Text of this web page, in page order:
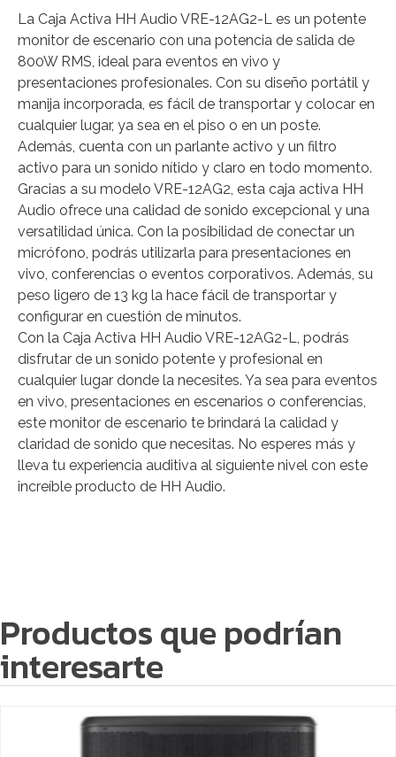
La Caja Activa HH Audio VRE-12AG2-L es un potente
monitor de escenario con una potencia de salida de
800W RMS, ideal para eventos en vivo y
presentaciones profesionales. Con su diseño portátil y
manija incorporada, es fácil de transportar y colocar en
cualquier lugar, ya sea en el piso o en un poste.
Además, cuenta con un parlante activo y un filtro
activo para un sonido nítido y claro en todo momento.
Gracias a su modelo VRE-12AG2, esta caja activa HH
Audio ofrece una calidad de sonido excepcional y una
versatilidad única. Con la posibilidad de conectar un
micrófono, podrás utilizarla para presentaciones en
vivo, conferencias o eventos corporativos. Además, su
peso ligero de 13 kg la hace fácil de transportar y
configurar en cuestión de minutos.
Con la Caja Activa HH Audio VRE-12AG2-L, podrás
disfrutar de un sonido potente y profesional en
cualquier lugar donde la necesites. Ya sea para eventos
en vivo, presentaciones en escenarios o conferencias,
este monitor de escenario te brindará la calidad y
claridad de sonido que necesitas. No esperes más y
lleva tu experiencia auditiva al siguiente nivel con este
increíble producto de HH Audio.
Productos que podrían
interesarte